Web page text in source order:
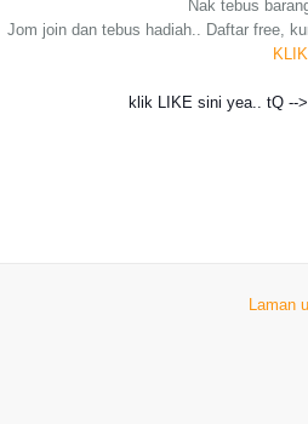
Nak tebus
Jom join dan tebus hadiah.. Daftar free,
KLIK
klik LIKE sini yea.. tQ -->
Laman